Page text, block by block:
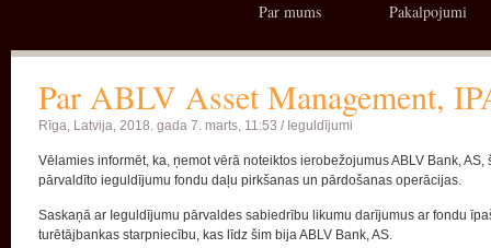
Par mums Pakalpojumi
Par ABLV Asset Management,
Rīga, Latvija, 2018. gada 7. marts, 11:53 / Ieguldījumi
Vēlamies informēt, ka, ņemot vērā noteiktos ierobežojumus ABLV Bank,
pārvaldīto ieguldījumu fondu daļu pirkšanas un pārdošanas operācijas.
Saskaņā ar Ieguldījumu pārvaldes sabiedrību likumu darījumus ar fondu
turētājbankas starpniecību, kas līdz šim bija ABLV Bank, AS.